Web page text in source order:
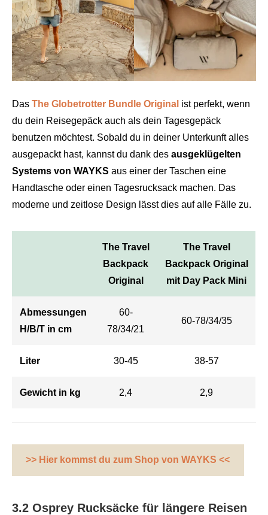
Das The Globetrotter Bundle Original ist perfekt, wenn
du dein Reisegepäck auch als dein Tagesgepäck
benutzen möchtest. Sobald du in deiner Unterkunft alles
ausgepackt hast, kannst du dank des ausgeklügelten
Systems von WAYKS aus einer der Taschen eine
Handtasche oder einen Tagesrucksack machen. Das
moderne und zeitlose Design lässt dies auf alle Fälle zu.
The Travel
Backpack
Original
The Travel
Backpack Original
mit Day Pack Mini
Abmessungen
H/B/T in cm
60-
78/34/21
60-78/34/35
Liter 30-45 38-57
Gewicht in kg 2,4 2,9
>> Hier kommst du zum Shop von WAYKS <<
3.2 Osprey Rucksäcke für längere Reisen